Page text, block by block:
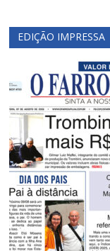
EDIÇÃO IMPRESSA